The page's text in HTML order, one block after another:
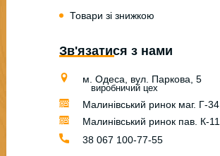
Товари зі знижкою
Зв'язатися з нами
м. Одеса, вул. Паркова, 5
виробничий цех
Малинівський ринок маг. Г-34
Малинівський ринок пав. К-11
38 067 100-77-55